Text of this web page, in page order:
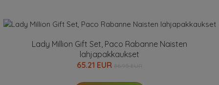
Lady Million Gift Set, Paco Rabanne Naisten
lahjapakkaukset
65.21 EUR